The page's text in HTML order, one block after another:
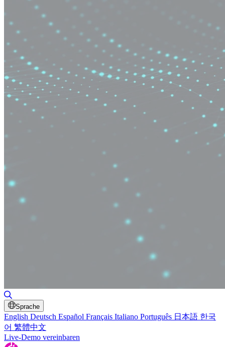
Sprache
English Deutsch Español Français Italiano Português 日本語 한국
어 繁體中文
Live-Demo vereinbaren